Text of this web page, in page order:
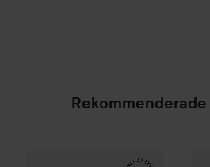
Make Up Store